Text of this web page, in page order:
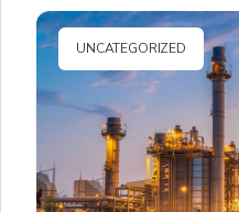
UNCATEGORIZED